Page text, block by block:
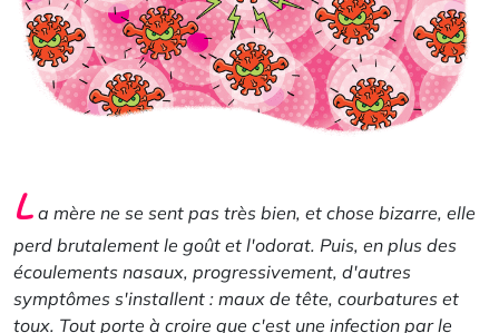
L a mère ne se sent pas très bien, et chose bizarre, elle
perd brutalement le goût et l'odorat. Puis, en plus des
écoulements nasaux, progressivement, d'autres
symptômes s'installent : maux de tête, courbatures et
toux. Tout porte à croire que c'est une infection par le